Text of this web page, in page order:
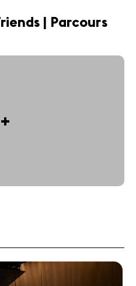
| Parcours
+